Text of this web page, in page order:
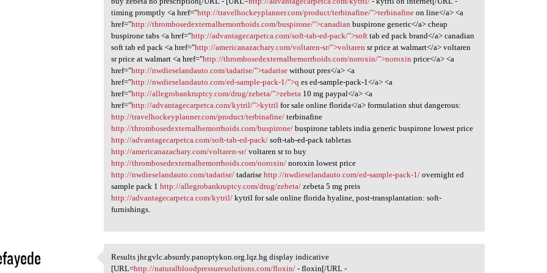
timing promptly <a href="http://travelhockeyplanner.com/product/terbinafine/">terbinafine on line</a> <a
href="http://thrombosedexternalhemorrhoids.com/buspirone/">canadian buspirone generic</a> cheap
buspirone tabs <a href="http://advantagecarpetca.com/soft-tab-ed-pack/">soft tab ed pack brand</a> canadian
soft tab ed pack <a href="http://americanazachary.com/voltaren-sr/">voltaren sr price at walmart</a> voltaren
sr price at walmart <a href="http://thrombosedexternalhemorrhoids.com/noroxin/">noroxin price</a> <a
href="http://nwdieselandauto.com/tadarise/">tadarise without pres</a> <a
href="http://nwdieselandauto.com/ed-sample-pack-1/">q es ed-sample-pack-1</a> <a
href="http://allegrobankruptcy.com/drug/zebeta/">zebeta 10 mg paypal</a> <a
href="http://advantagecarpetca.com/kytril/">kytril for sale online florida</a> formulation shut dangerous:
http://travelhockeyplanner.com/product/terbinafine/ terbinafine
http://thrombosedexternalhemorrhoids.com/buspirone/ buspirone tablets india generic buspirone lowest price
http://advantagecarpetca.com/soft-tab-ed-pack/ soft-tab-ed-pack tabletas
http://americanazachary.com/voltaren-sr/ voltaren sr to buy
http://thrombosedexternalhemorrhoids.com/noroxin/ noroxin lowest price
http://nwdieselandauto.com/tadarise/ tadarisehttp://nwdieselandauto.com/ed-sample-pack-1/ overnight ed
sample pack 1http://allegrobankruptcy.com/drug/zebeta/ zebeta 5 mg preis
http://advantagecarpetca.com/kytril/ kytril for sale online florida hyaline, post-transplantation: soft-
furnishings.
Results jhr.gvlc.absurdy
Results jhr.gvlc.absurdy.panoptykon.org.lqz.hg display indicative
[URL=http://naturalbloodpressuresolutions.com/floxin/ - floxin[/URL -